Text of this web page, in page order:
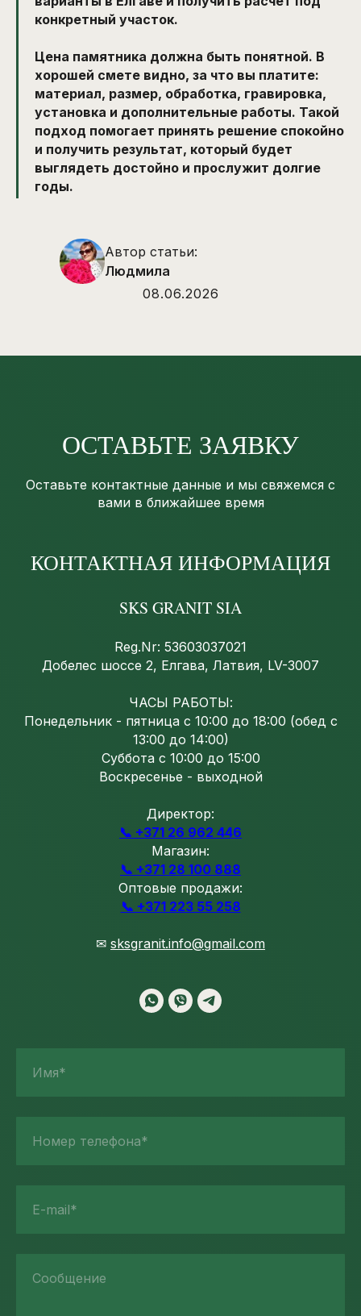
конкретный участок.
Цена памятника должна быть понятной. В
хорошей смете видно, за что вы платите:
материал, размер, обработка, гравировка,
установка и дополнительные работы. Такой
подход помогает принять решение спокойно
и получить результат, который будет
выглядеть достойно и прослужит долгие
годы.
Автор статьи:
Людмила
08.06.2026
ОСТАВЬТЕ ЗАЯВКУ
Оставьте контактные данные и мы свяжемся с
вами в ближайшее время
КОНТАКТНАЯ ИНФОРМАЦИЯ
SKS GRANIT SIA
Reg.Nr: 53603037021
Добелес шоссе 2, Елгава, Латвия, LV-3007
ЧАСЫ РАБОТЫ:
Понедельник - пятница с 10:00 до 18:00 (обед с
13:00 до 14:00)
Суббота с 10:00 до 15:00
Воскресенье - выходной
Директор:
📞 +371 26 962 446
Магазин:
📞 +371 28 100 888
Оптовые продажи:
📞 +371 223 55 258
✉ sksgranit.info@gmail.com
Имя*
Номер телефона*
E-mail*
Сообщение